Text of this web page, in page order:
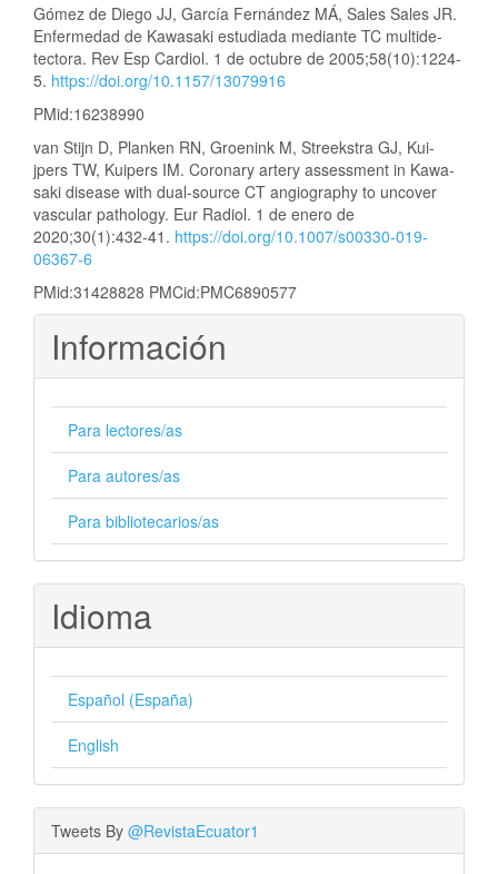
Gómez de Diego JJ, García Fernández MÁ, Sales Sales JR.
Enfermedad de Kawasaki estudiada mediante TC multide-
tectora. Rev Esp Cardiol. 1 de octubre de 2005;58(10):1224-
5. https://doi.org/10.1157/13079916
PMid:16238990
van Stijn D, Planken RN, Groenink M, Streekstra GJ, Kui-
jpers TW, Kuipers IM. Coronary artery assessment in Kawa-
saki disease with dual-source CT angiography to uncover
vascular pathology. Eur Radiol. 1 de enero de
2020;30(1):432-41. https://doi.org/10.1007/s00330-019-
06367-6
PMid:31428828 PMCid:PMC6890577
Información
Para lectores/as
Para autores/as
Para bibliotecarios/as
Idioma
Español (España)
English
Tweets By @RevistaEcuator1